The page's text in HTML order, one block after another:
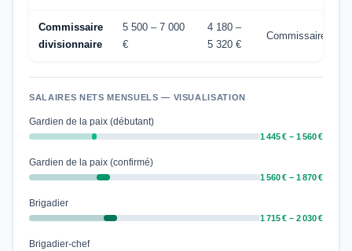
Commissaire
divisionnaire
5 500 – 7 000
€
4 180 –
5 320 €
Commissaires
SALAIRES NETS MENSUELS — VISUALISATION
Gardien de la paix (débutant)
1 445 € – 1 560 €
Gardien de la paix (confirmé)
1 560 € – 1 870 €
Brigadier
1 715 € – 2 030 €
Brigadier-chef